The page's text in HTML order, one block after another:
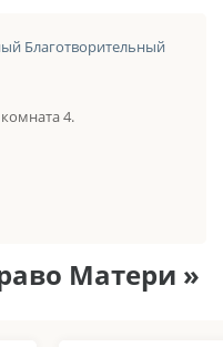
Благотворительный
4.
Матери »